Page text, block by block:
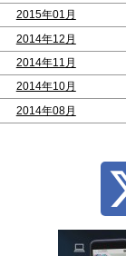
2015年01月
2014年12月
2014年11月
2014年10月
2014年08月